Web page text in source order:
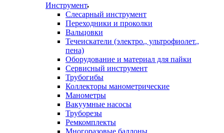
Инструмент
Слесарный инструмент
Переходники и проколки
Вальцовки
Течеискатели (электро., ультрофиолет.,
пена)
Оборудование и материал для пайки
Сервисный инструмент
Трубогибы
Коллекторы манометрические
Манометры
Вакуумные насосы
Труборезы
Ремкомплекты
Многоразовые баллоны